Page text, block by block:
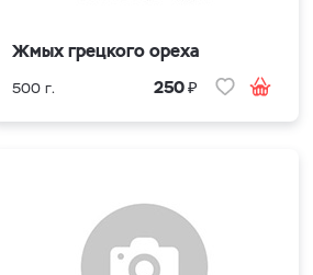
Жмых грецкого ореха
500 г. 250₽